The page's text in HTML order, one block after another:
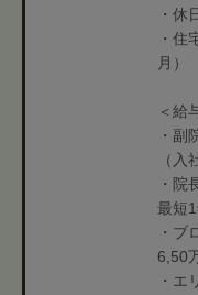
・休
・住
月）
＜給
・副
（入
・院
最短1
・ブ
6,50
・エ